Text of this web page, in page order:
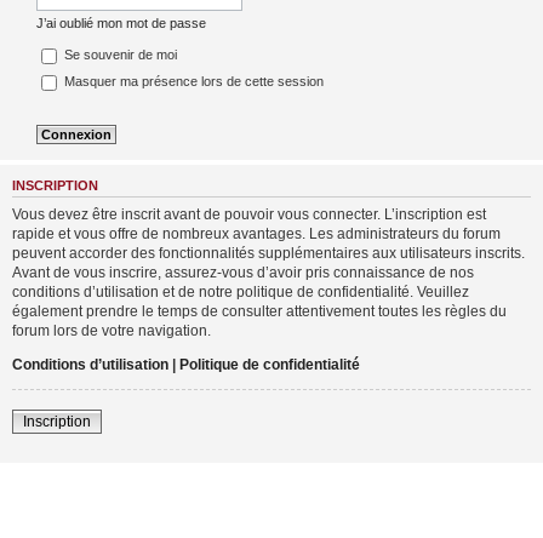
J’ai oublié mon mot de passe
Se souvenir de moi
Masquer ma présence lors de cette session
INSCRIPTION
Vous devez être inscrit avant de pouvoir vous connecter. L’inscription est
rapide et vous offre de nombreux avantages. Les administrateurs du forum
peuvent accorder des fonctionnalités supplémentaires aux utilisateurs inscrits.
Avant de vous inscrire, assurez-vous d’avoir pris connaissance de nos
conditions d’utilisation et de notre politique de confidentialité. Veuillez
également prendre le temps de consulter attentivement toutes les règles du
forum lors de votre navigation.
Conditions d’utilisation | Politique de confidentialité
Inscription